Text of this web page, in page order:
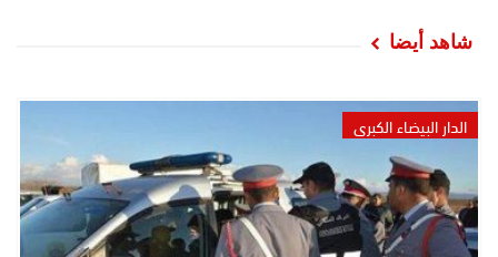
شاهد أيضا
الدار البيضاء الكبرى